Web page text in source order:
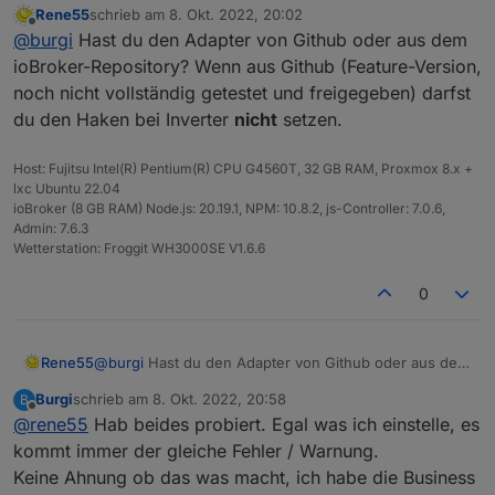
nicht.
übermittelter Wert) angezeigt werden. Das kann man
jetzt über
entsprechend dem eigenen Anspruch anpassen.
Für Fragen und Anregungen habe ich immer ein
offenes Ohr. Bin mal gespannt, wie viele User diesen
Adapter einsetzen werden.
Bei mir im Log steht
solarmanpv.0 info Terminated
(ADAPTER_REQUESTED_TERMINATION): Everything
done. Going to terminate till next schedule
solarmanpv.0 warn [initializeStation] error: TypeError:
response.data.stationList is not iterable
raschy/ioBroker.solarmanpv#3f0.....f7c0) in
/opt/iobroker/node_modules/iobroker.solarmanpv, node:
v16.17.0, js-controller: 4.0.23
Ich hab den mi600.
Zugangsdaten sind da.
Wo liegt mein Problem?
Vielen Dank im Voraus!
Thomas
Offline
Rene55schrieb am 8. Okt. 2022, 20:02
zuletzt editiert von
@burgi Hast du den Adapter von Github oder aus dem
ioBroker-Repository? Wenn aus Github (Feature-Version,
noch nicht vollständig getestet und freigegeben) darfst
du den Haken bei Inverter nicht setzen.
Host: Fujitsu Intel(R) Pentium(R) CPU G4560T, 32 GB RAM, Proxmox 8.x +
lxc Ubuntu 22.04
ioBroker (8 GB RAM) Node.js: 20.19.1, NPM: 10.8.2, js-Controller: 7.0.6,
Admin: 7.6.3
Wetterstation: Froggit WH3000SE V1.6.6
0
Rene55@burgi Hast du den Adapter von Github oder aus dem
Version, noch nicht vollständig getestet und
freigegeben) darfst du den Haken bei Inverternicht
setzen.
B
Offline
Burgischrieb am 8. Okt. 2022, 20:58
zuletzt editiert von
@rene55 Hab beides probiert. Egal was ich einstelle, es
kommt immer der gleiche Fehler / Warnung.
Keine Ahnung ob das was macht, ich habe die Business